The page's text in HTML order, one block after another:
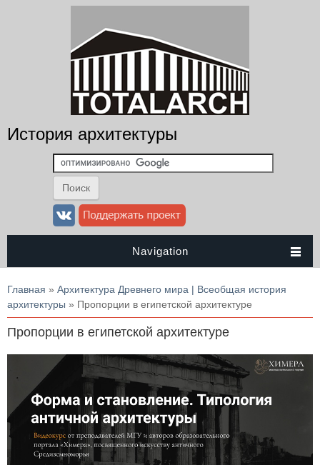
История архитектуры
Navigation
Вы здесь
Главная » Архитектура Древнего мира | Всеобщая история
архитектуры » Пропорции в египетской архитектуре
Пропорции в египетской архитектуре